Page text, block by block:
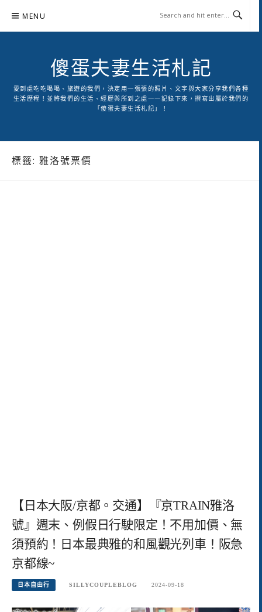
content
MENU
傻蛋夫妻生活札記
愛到處吃吃喝喝、旅遊的我們，決定用一張張的照片、文字與大家分享我們各種
生活歷程！並將我們的生活、經歷與所到之處一一記錄下來，撰寫出屬於我們的
「傻蛋夫妻生活札記」！
標籤: 雅洛號票價
【日本大阪/京都。交通】『京TRAIN雅洛
號』週末、例假日行駛限定！不用加價、無
須預約！日本最典雅的和風觀光列車！阪急
京都線~
日本自由行 SILLYCOUPLEBLOG 2024-09-18